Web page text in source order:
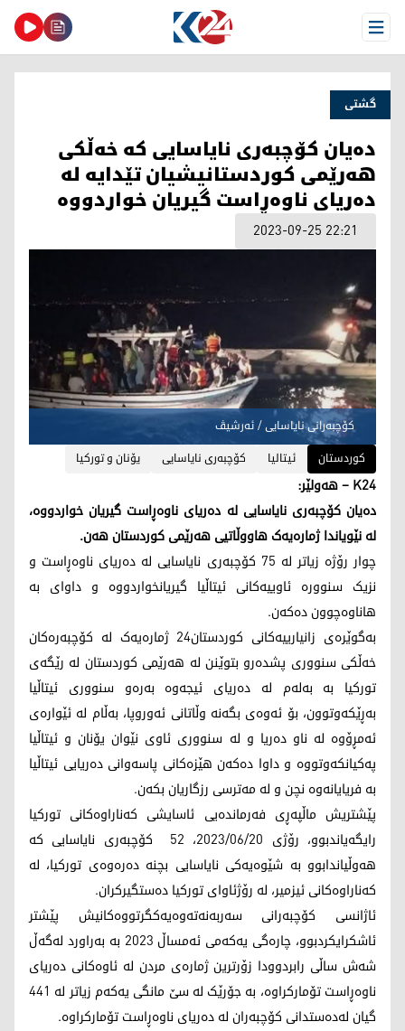
Open Menu
گشتی
دەیان کۆچبەری نایاسایی كه‌ خه‌ڵكی
هه‌رێمی كوردستانیشیان تێدایه‌ لە
دەریای ناوەڕاست گیریان خواردووە
2023-09-25 22:21
كۆچبه‌رانی نایاسایی / ئه‌رشیڤ
کوردستان
ئیتالیا كۆچبه‌ری نایاسایی یۆنان و توركیا
K24 – هەولێر:
دەیان کۆچبەری نایاسایی لە دەریای ناوەڕاست گیریان خواردووە،
لە نێویاندا ژمارەیەک هاووڵاتیی هەرێمی کوردستان هەن.
چوار رۆژە زیاتر لە 75 کۆچبەری نایاسایی لە دەریای ناوەڕاست و
نزیک سنوورە ئاوییەکانی ئیتاڵیا گیریانخواردووە و داوای بە
هاناوەچوون دەکەن.
بەگوێرەی زانیارییەکانی کوردستان24 ژمارەیەک لە کۆچبەرەکان
خەڵکی سنووری پشدەرو بتوێنن لە هەرێمی کوردستان لە رێگەی
تورکیا بە بەلەم لە دەریای ئیجەوە بەرەو سنووری ئیتاڵیا
بەڕێکەوتوون، بۆ ئەوەی بگەنە وڵاتانی ئەوروپا، بەڵام لە ئێوارەی
ئەمڕۆوە لە ناو دەریا و لە سنووری ئاوی نێوان یۆنان و ئیتاڵیا
پەکیانکەوتووە و داوا دەکەن هێزەکانی پاسەوانی دەریایی ئیتاڵیا
بە فریایانەوە نچن و لە مەترسی رزگاریان بکەن.
پێشتریش ماڵپەڕی فەرماندەیی ئاسایشی کەناراوەکانی تورکیا
رایگه‌یاندبوو، رۆژی 2023/06/20، 52 کۆچبەری نایاسایی کە
هه‌وڵیاندابوو بە شێوەیەکی نایاسایی بچنە دەرەوەی توركیا، لە
کەناراوەکانی ئیزمیر، لە رۆژئاوای توركیا ده‌ستگیركران.
ئاژانسی کۆچبەرانی سەربەنەتەوەیەکگرتووەکانیش پێشتر
ئاشکرایکردبوو، چارەگی یەکەمی ئەمساڵ 2023 بە بەراورد لەگەڵ
شەش ساڵی رابردوودا زۆرترین ژمارەی مردن لە ئاوەکانی دەریای
ناوەڕاست تۆمارکراوە، بە جۆرێک لە سێ مانگی یەکەم زیاتر لە 441
گیان لەدەستدانی کۆچبەران لە دەریای ناوەڕاست تۆمارکراوە.